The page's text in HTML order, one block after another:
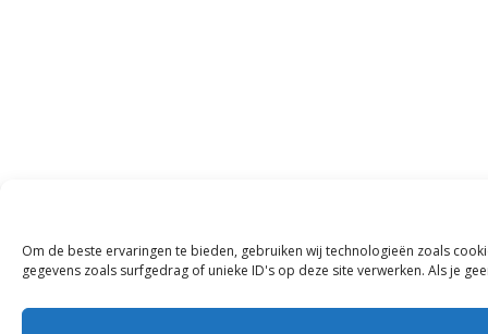
Om de beste ervaringen te bieden, gebruiken wij technologieën zoals
gegevens zoals surfgedrag of unieke ID's op deze site verwerken. Als je